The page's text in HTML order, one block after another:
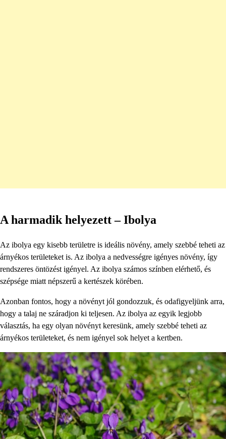
A harmadik helyezett – Ibolya
Az ibolya egy kisebb területre is ideális növény, amely szebbé teheti az
árnyékos területeket is. Az ibolya a nedvességre igényes növény, így
rendszeres öntözést igényel. Az ibolya számos színben elérhető, és
szépsége miatt népszerű a kertészek körében.
Azonban fontos, hogy a növényt jól gondozzuk, és odafigyeljünk arra,
hogy a talaj ne száradjon ki teljesen. Az ibolya az egyik legjobb
választás, ha egy olyan növényt keresünk, amely szebbé teheti az
árnyékos területeket, és nem igényel sok helyet a kertben.